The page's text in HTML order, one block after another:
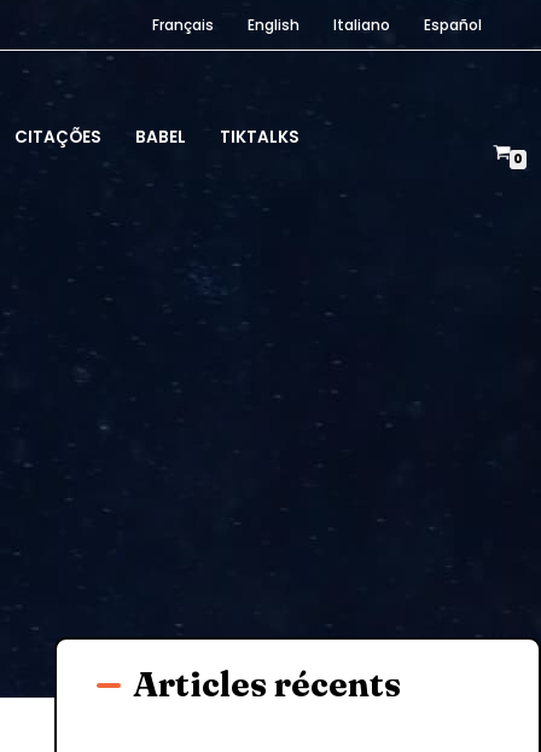
Français English Italiano Español
CITAÇÕES BABEL
TIKTALKS
0
Articles récents